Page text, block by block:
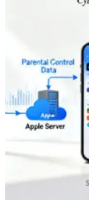
sono
una
mossa